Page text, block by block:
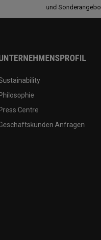
und
Philosophie
Press Centre
Anfragen